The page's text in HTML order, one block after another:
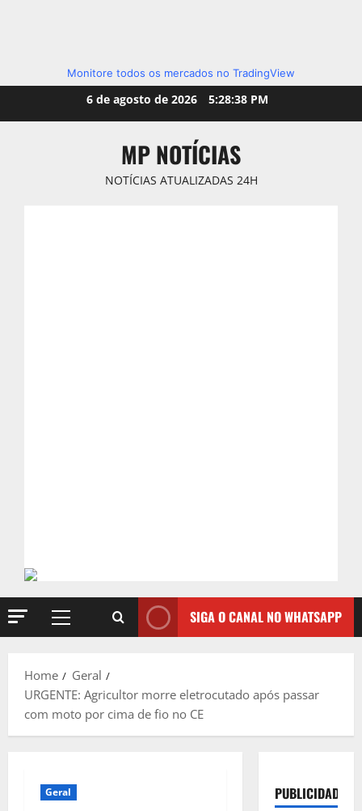
Monitore todos os mercados no TradingView
6 de agosto de 2026 5:28:40 PM
MP NOTÍCIAS
NOTÍCIAS ATUALIZADAS 24H
Primary
SIGA O CANAL NO WHATSAPP
Home
Geral
URGENTE: Agricultor morre eletrocutado após passar
com moto por cima de fio no CE
Geral PUBLICIDADE